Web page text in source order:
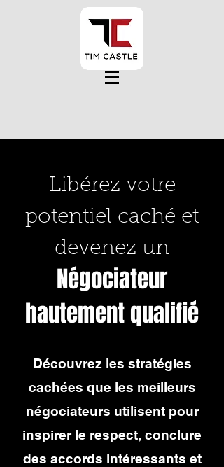
Libérez votre
potentiel caché et
devenez un
Négociateur
hautement qualifié
Découvrez les stratégies
cachées que les meilleurs
négociateurs utilisent pour
inspirer le respect, conclure
des accords intéressants et